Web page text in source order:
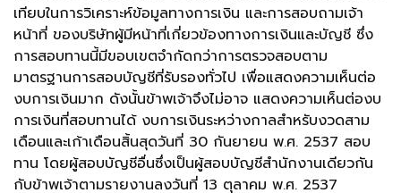
เทียบในการวิเคราะห์ข้อมูลทางการเงิน และการสอบถามเจ้า
หน้าที่ ของบริษัทผู้มีหน้าที่เกี่ยวข้องทางการเงินและบัญชี ซึ่ง
การสอบทานนี้มีขอบเขตจำกัดกว่าการตรวจสอบตาม
มาตรฐานการสอบบัญชีที่รับรองทั่วไป เพื่อแสดงความเห็นต่อ
งบการเงินมาก ดังนั้นข้าพเจ้าจึงไม่อาจ แสดงความเห็นต่องบ
การเงินที่สอบทานได้ งบการเงินระหว่างกาลสำหรับงวดสาม
เดือนและเก้าเดือนสิ้นสุดวันที่ 30 กันยายน พ.ศ. 2537 สอบ
ทาน โดยผู้สอบบัญชีอื่นซึ่งเป็นผู้สอบบัญชีสำนักงานเดียวกัน
กับข้าพเจ้าตามรายงานลงวันที่ 13 ตุลาคม พ.ศ. 2537